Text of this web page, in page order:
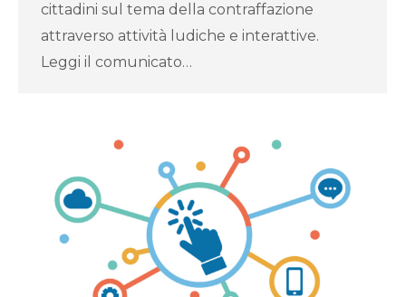
cittadini sul tema della contraffazione
attraverso attività ludiche e interattive.
Leggi il comunicato…